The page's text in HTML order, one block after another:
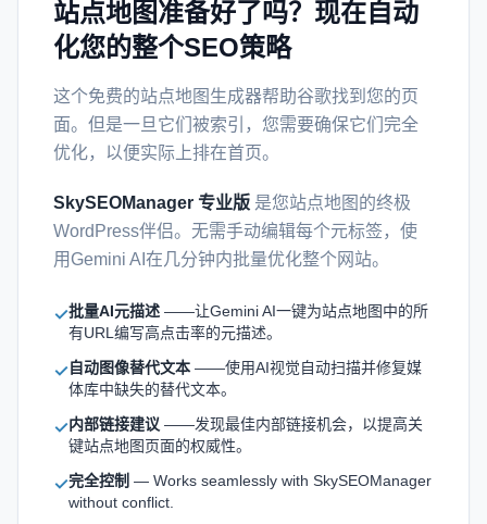
站点地图准备好了吗？现在自动
化您的整个SEO策略
这个免费的站点地图生成器帮助谷歌找到您的页
面。但是一旦它们被索引，您需要确保它们完全
优化，以便实际上排在首页。
SkySEOManager 专业版 是您站点地图的终极
WordPress伴侣。无需手动编辑每个元标签，使
用Gemini AI在几分钟内批量优化整个网站。
✓批量AI元描述 ——让Gemini AI一键为站点地图中的所
有URL编写高点击率的元描述。
✓自动图像替代文本 ——使用AI视觉自动扫描并修复媒
体库中缺失的替代文本。
✓内部链接建议 ——发现最佳内部链接机会，以提高关
键站点地图页面的权威性。
✓完全控制 — Works seamlessly with SkySEOManager
without conflict.